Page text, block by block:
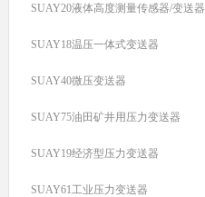
SUAY20液体高度测量传感器/变送器
SUAY18温压一体式变送器
SUAY40微压变送器
SUAY75油田矿井用压力变送器
SUAY19经济型压力变送器
SUAY61工业压力变送器